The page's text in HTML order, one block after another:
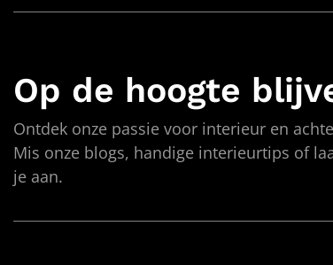
Op de hoogte
Ontdek onze passie voor interieur en
Mis onze blogs, handige interieurtips of
je aan.